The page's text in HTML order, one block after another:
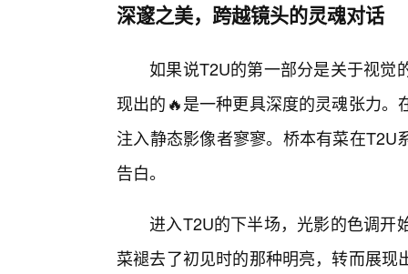
深邃之美，跨越镜头的灵魂对话
如果说T2U的第一部分是关于视觉
现出的🔥是一种更具深度的灵魂张力
注入静态影像者寥寥。桥本有菜在
告白。
进入T2U的下半场，光影的色调开
菜褪去了初见时的那种明亮，转而展